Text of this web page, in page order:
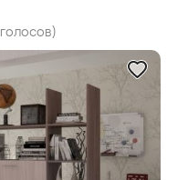
голосов)